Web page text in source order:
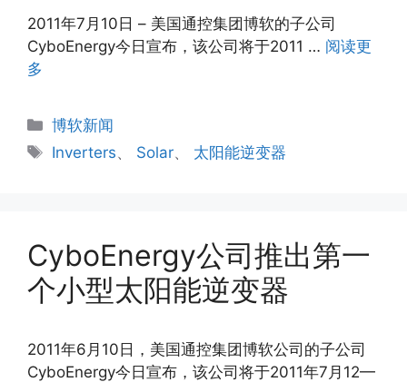
2011年7月10日 – 美国通控集团博软的子公司
CyboEnergy今日宣布，该公司将于2011 … 阅读更
多
分
类
博软新闻
标
Inverters、 Solar、 太阳能逆变器
CyboEnergy公司推出第一
个小型太阳能逆变器
2011年6月10日，美国通控集团博软公司的子公司
CyboEnergy今日宣布，该公司将于2011年7月12—